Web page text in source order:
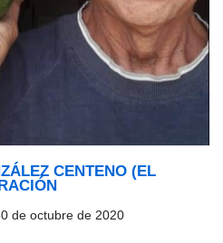
CENTENO (EL
de octubre de 2020